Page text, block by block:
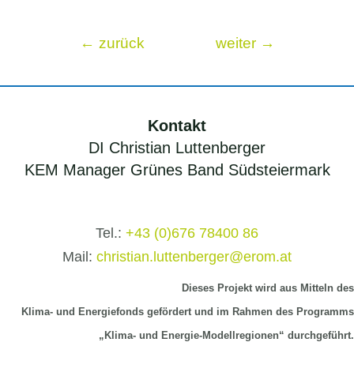
Beitragsnavigation
← zurück weiter →
Kontakt
DI Christian Luttenberger
KEM Manager Grünes Band Südsteiermark
Tel.: +43 (0)676 78400 86
Mail: christian.luttenberger@erom.at
Dieses Projekt wird aus Mitteln des
Klima- und Energiefonds gefördert und im Rahmen des Programms
„Klima- und Energie-Modellregionen“ durchgeführt.